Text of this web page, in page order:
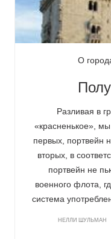
О
Разливая в
«красненькое»,
первых, портвейн
вторых, в
портвейн не
военного флота,
система
НЕЛЛИ ШУЛЬМАН